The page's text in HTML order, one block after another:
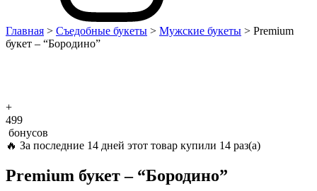
Главная > Съедобные букеты > Мужские букеты > Premium
букет – “Бородино”
+
499
бонусов
🔥 За последние 14 дней этот товар купили 14 раз(а)
Premium букет – “Бородино”